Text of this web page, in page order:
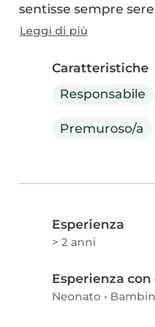
sentisse sempre
Leggi di più
Caratteristiche
Responsabile
Premuroso/a
Esperienza
> 2 anni
Esperienza con
Neonato •